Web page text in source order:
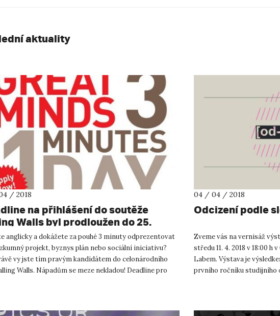
aktuality
/ 2018
na přihlášení do soutěže
Walls byl prodloužen do 25.
2018
anglicky a dokážete za pouhé 3 minuty odprezentovat
projekt, byznys plán nebo sociální iniciativu?
vy jste tím pravým kandidátem do celonárodního
Walls. Nápadům se meze nekladou! Deadline pro
04 / 04 / 2018
Odcizení podle
Zveme vás na vernisáž
středu 11. 4. 2018 v 18:00
Labem. Výstava je
prvního ročníku studijního